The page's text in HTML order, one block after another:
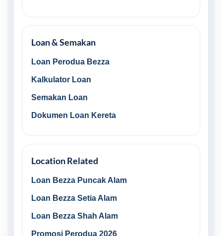
Loan & Semakan
Loan Perodua Bezza
Kalkulator Loan
Semakan Loan
Dokumen Loan Kereta
Location Related
Loan Bezza Puncak Alam
Loan Bezza Setia Alam
Loan Bezza Shah Alam
Promosi Perodua 2026